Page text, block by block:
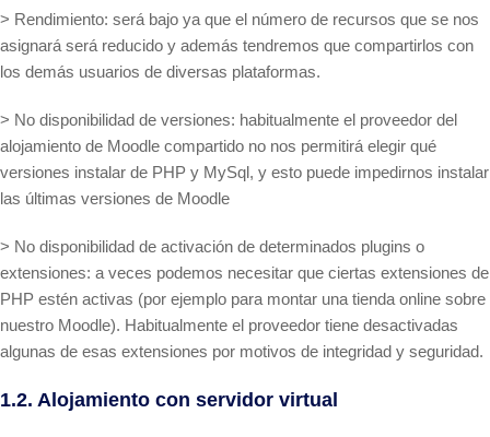
> Rendimiento: será bajo ya que el número de recursos que se nos
asignará será reducido y además tendremos que compartirlos con
los demás usuarios de diversas plataformas.
> No disponibilidad de versiones: habitualmente el proveedor del
alojamiento de Moodle compartido no nos permitirá elegir qué
versiones instalar de PHP y MySql, y esto puede impedirnos instalar
las últimas versiones de Moodle
> No disponibilidad de activación de determinados plugins o
extensiones: a veces podemos necesitar que ciertas extensiones de
PHP estén activas (por ejemplo para montar una tienda online sobre
nuestro Moodle). Habitualmente el proveedor tiene desactivadas
algunas de esas extensiones por motivos de integridad y seguridad.
1.2. Alojamiento con servidor virtual